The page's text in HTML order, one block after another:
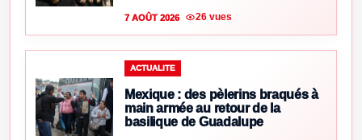
7 AOÛT 2026 26 vues
ACTUALITE
Mexique : des pèlerins braqués à
main armée au retour de la
basilique de Guadalupe